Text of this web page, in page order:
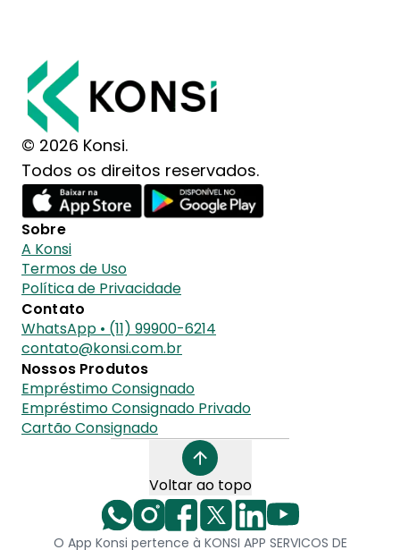
© 2026 Konsi.
Todos os direitos reservados.
Sobre
A Konsi
Termos de Uso
Política de Privacidade
Contato
WhatsApp • (11) 99900-6214
contato@konsi.com.br
Nossos Produtos
Empréstimo Consignado
Empréstimo Consignado Privado
Cartão Consignado
Voltar ao topo
O App Konsi pertence à KONSI APP SERVICOS DE